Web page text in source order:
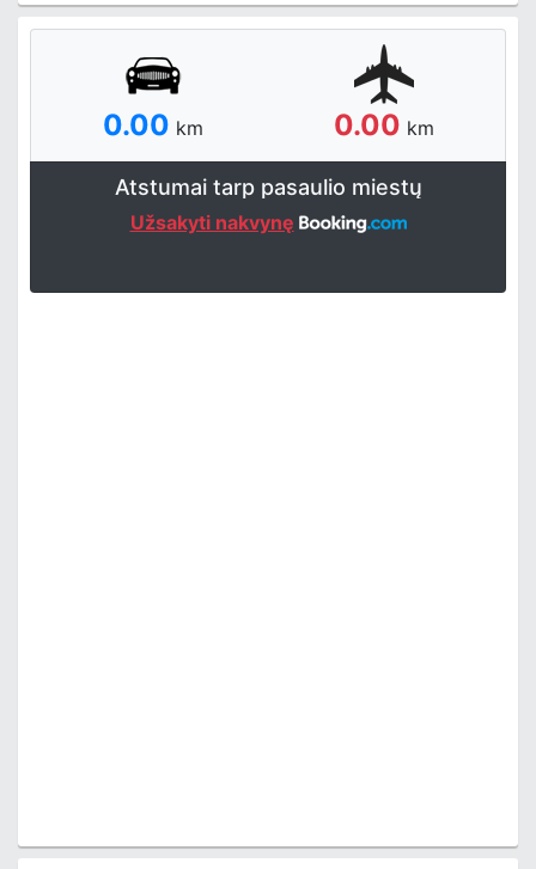
0.00 km 0.00 km
Atstumai tarp pasaulio miestų
Užsakyti nakvynę